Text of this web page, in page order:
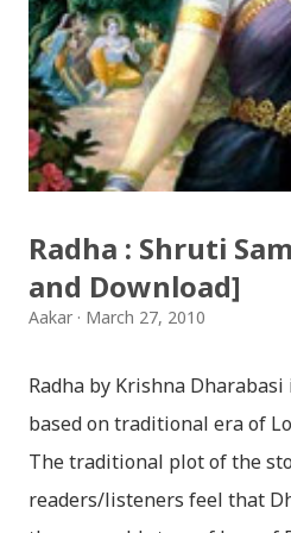
jaha chhan buddha ka
Download Patriotic Nepali
छोडिदेउ Download: रातो र चन्द्र
surya (रचनाकार: गोपाल प्रसाद
अम्बर गुरुङ) Download: सयथरि
मरेपनि मेरो देश बाँचिराखोस / ma
Radha : Shruti
and Download]
Aakar March 27, 2010
Radha by Krishna
based on traditional era of
The traditional plot of the
readers/listeners feel that